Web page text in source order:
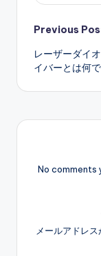
Post
Previous
レーザーダイ
イバーとは何
No comments
メールアドレス